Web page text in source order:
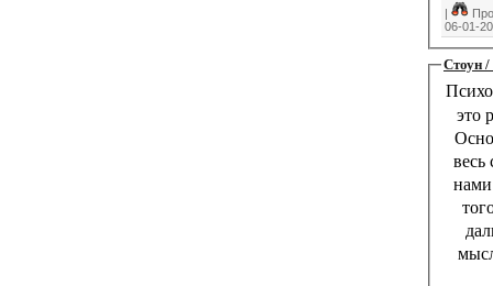
06-01-
Стоун /
это
весь